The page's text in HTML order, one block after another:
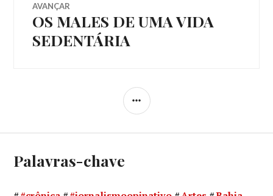
AVANÇAR
Próximo
OS MALES DE UMA VIDA
SEDENTÁRIA
LATERAL
Palavras-chave